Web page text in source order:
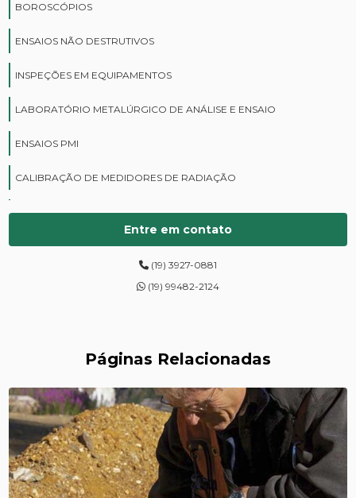
BOROSCÓPIOS
ENSAIOS NÃO DESTRUTIVOS
INSPEÇÕES EM EQUIPAMENTOS
LABORATÓRIO METALÚRGICO DE ANÁLISE E ENSAIO
ENSAIOS PMI
CALIBRAÇÃO DE MEDIDORES DE RADIAÇÃO
CURSOS DE PROTEÇÃO RADIOLÓGICA
DIGITALIZAÇÃO DE FILMES RADIOGRÁFICOS
ENSAIOS DE DUREZA DE CAMPO
MANUTENÇÃO DE MEDIDORES DE RADIAÇÃO
MANUTENÇÃO EM ESPECTRÔMETROS
MEDIÇÃO DE FERRITA
Entre em contato
(19) 3927-0881
(19) 99482-2124
Páginas Relacionadas